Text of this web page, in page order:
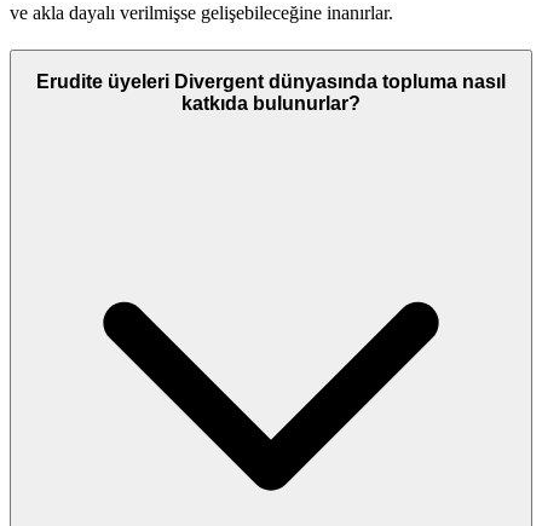
ve akla dayalı verilmişse gelişebileceğine inanırlar.
Erudite üyeleri Divergent dünyasında topluma nasıl
katkıda bulunurlar?